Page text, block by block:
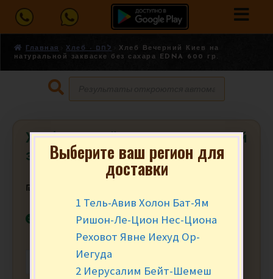
Главная Хлеб - לחם
Хлеб Вечерний Киев на
натуральной закваске без сахара EDNA 600 гр.
Хлеб Вечерний Киев на натуральной
закваске без сахара EDNA 600 гр.
₪
В наличии
+
Выберите ваш регион для
доставки
1 Тель-Авив Холон Бат-Ям
Ришон-Ле-Цион Нес-Циона
Реховот Явне Иехуд Ор-
Иегуда
2 Иерусалим Бейт-Шемеш